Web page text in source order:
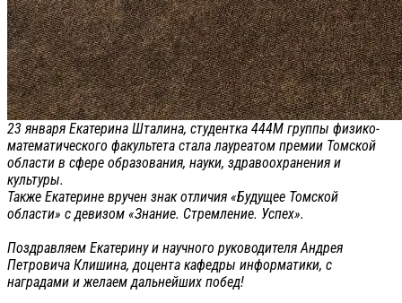
23 января Екатерина Шталина, студентка 444М группы физико-
математического факультета стала лауреатом премии Томской
области в сфере образования, науки, здравоохранения и
культуры.
Также Екатерине вручен знак отличия «Будущее Томской
области» с девизом «Знание. Стремление. Успех».
Поздравляем Екатерину и научного руководителя Андрея
Петровича Клишина, доцента кафедры информатики, с
наградами и желаем дальнейших побед!